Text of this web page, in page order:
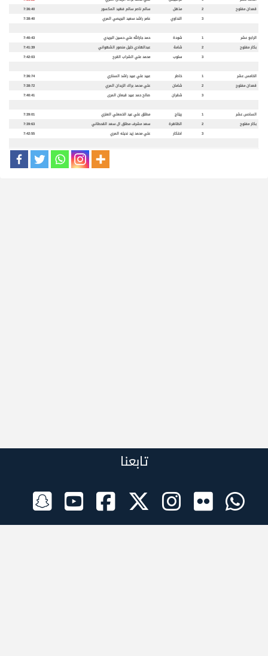
قعدان مفتوح
2 مذهل سالم ناصر سالم فهيد المكسور
7:36:40
3
النداوي عامر راشد سعيد البريصي المري 7:38:40
الرابع عشر 1 شودة حمد جارالله علي حسين البريدي
7:40:43
بكار مفتوح
2 شامة عبدالهادي خليل منصور الشهواني
7:41:39
3
سلوب محمد علي الشراب القرح 7:42:03
الخامس عشر 1 خاطر عبيد علي عبيد راشد السناري
7:36:74
قعدان مفتوح
2 شامان علي محمد براك الزبدان المري
7:38:72
3
شقران صالح حمد عبيد قبعان المرى 7:40:41
السادس عشر 1 ريتاج مطلق علي عيد الخمعلي العنزي
7:39:01
بكار مفتوح
2 الظاهرة سعد مشرف مطلق ال سعد القحطاني
7:39:63
3
احتكار علي محمد زيد نديله المري 7:42:55
تابعنا